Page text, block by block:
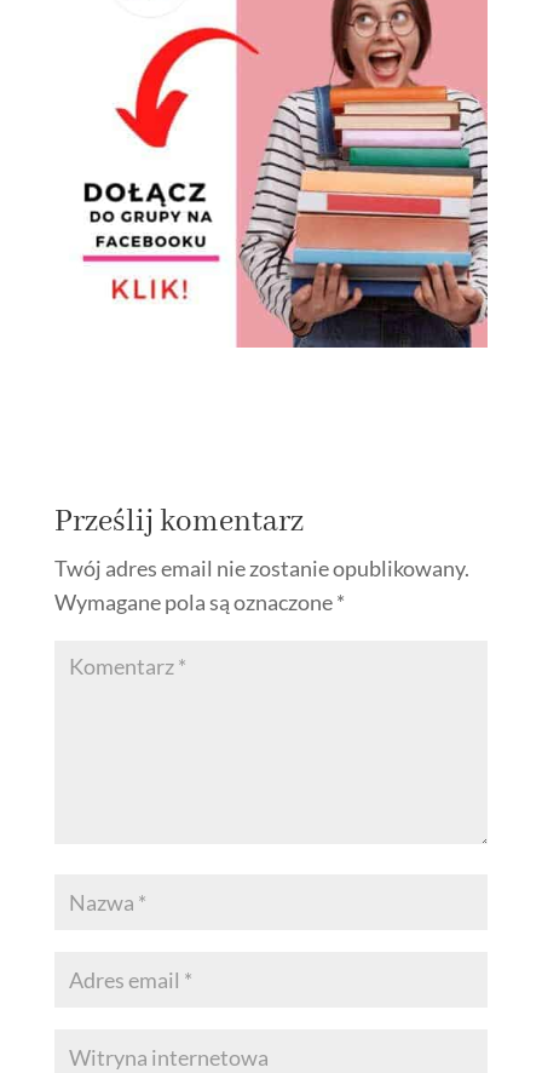
Prześlij komentarz
Twój adres email nie zostanie opublikowany.
Wymagane pola są oznaczone*